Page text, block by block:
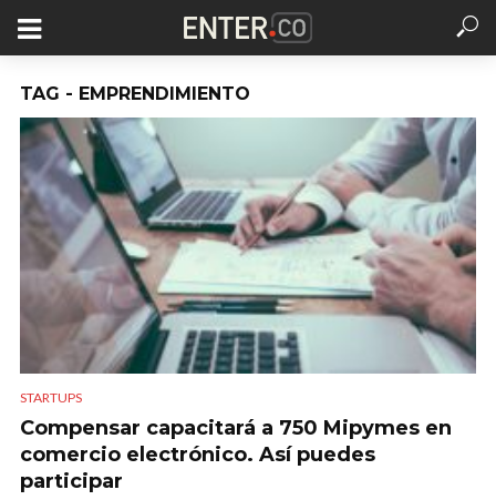
TAG - EMPRENDIMIENTO
STARTUPS
Compensar capacitará a 750 Mipymes en
comercio electrónico. Así puedes
participar